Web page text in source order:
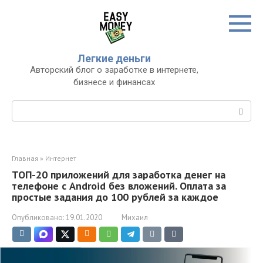
Легкие деньги
Авторский блог о заработке в интернете,
бизнесе и финансах
Поиск:
Главная » Интернет
ТОП-20 приложений для заработка денег на
телефоне с Android без вложений. Оплата за
простые задания до 100 рублей за каждое
Опубликовано:19.01.2020 Михаил